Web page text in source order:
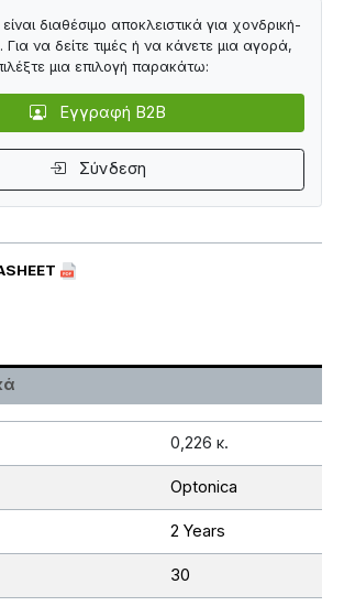
διαθέσιμο αποκλειστικά για χονδρική-
Για να δείτε τιμές ή να κάνετε μια αγορά,
μια επιλογή παρακάτω:
Εγγραφή B2B
Σύνδεση
0,226 κ.
Optonica
2 Years
30